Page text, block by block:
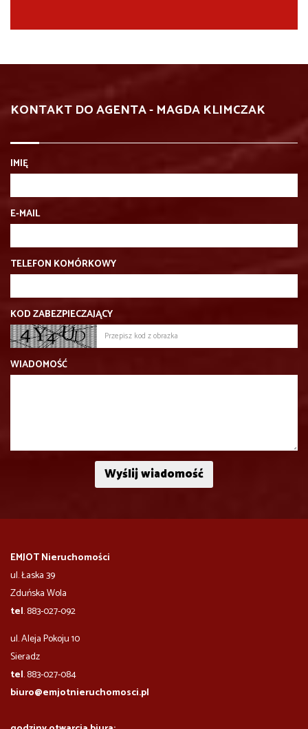
KONTAKT DO AGENTA - MAGDA KLIMCZAK
IMIĘ
E-MAIL
TELEFON KOMÓRKOWY
KOD ZABEZPIECZAJĄCY
WIADOMOŚĆ
EMJOT Nieruchomości
ul. Łaska 39
Zduńska Wola
tel. 883-027-092
ul. Aleja Pokoju 10
​​​​​Sieradz
tel. 883-027-084
biuro@emjotnieruchomosci.pl